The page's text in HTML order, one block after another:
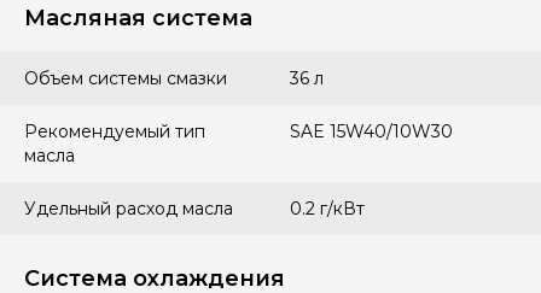
Масляная система
Объем системы смазки 36 л
Рекомендуемый тип
масла
SAE 15W40/10W30
Удельный расход масла 0.2 г/кВт
Система охлаждения